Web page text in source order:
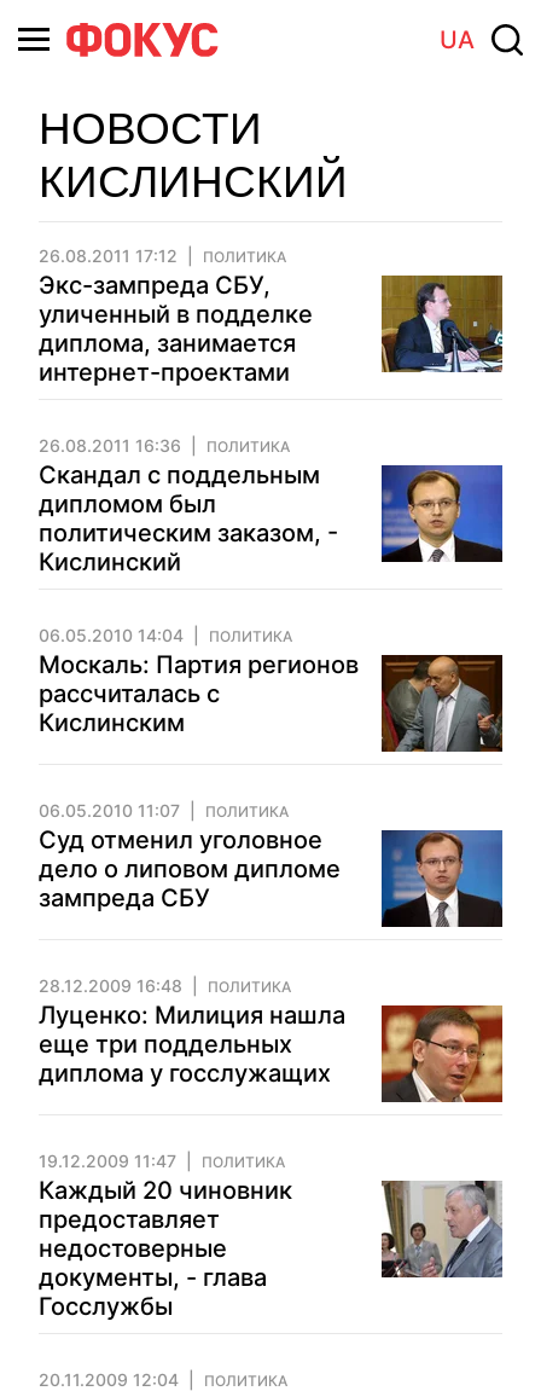
UA
НОВОСТИ
КИСЛИНСКИЙ
26.08.2011 17:12 ПОЛИТИКА
Экс-зампреда СБУ,
уличенный в подделке
диплома, занимается
интернет-проектами
26.08.2011 16:36 ПОЛИТИКА
Скандал с поддельным
дипломом был
политическим заказом, -
Кислинский
06.05.2010 14:04 ПОЛИТИКА
Москаль: Партия регионов
рассчиталась с
Кислинским
06.05.2010 11:07 ПОЛИТИКА
Суд отменил уголовное
дело о липовом дипломе
зампреда СБУ
28.12.2009 16:48 ПОЛИТИКА
Луценко: Милиция нашла
еще три поддельных
диплома у госслужащих
19.12.2009 11:47 ПОЛИТИКА
Каждый 20 чиновник
предоставляет
недостоверные
документы, - глава
Госслужбы
20.11.2009 12:04 ПОЛИТИКА